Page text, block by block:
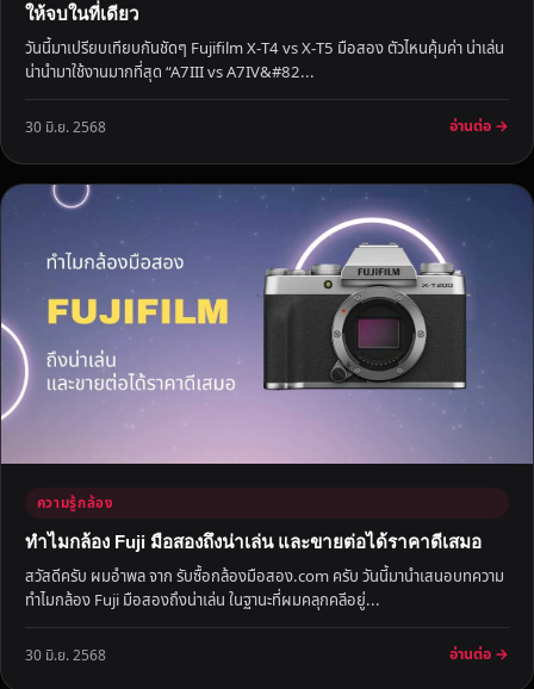
ให้จบในที่เดียว
วันนี้มาเปรียบเทียบกันชัดๆ Fujifilm X-T4 vs X-T5 มือสอง ตัวไหนคุ้มค่า น่าเล่น
น่านำมาใช้งานมากที่สุด “A7III vs A7IV&#82...
30 มิ.ย. 2568 อ่านต่อ →
ความรู้กล้อง
ทำไมกล้อง Fuji มือสองถึงน่าเล่น และขายต่อได้ราคาดีเสมอ
สวัสดีครับ ผมอำพล จาก รับซื้อกล้องมือสอง.com ครับ วันนี้มานำเสนอบทความ
ทำไมกล้อง Fuji มือสองถึงน่าเล่น ในฐานะที่ผมคลุกคลีอยู่...
30 มิ.ย. 2568 อ่านต่อ →